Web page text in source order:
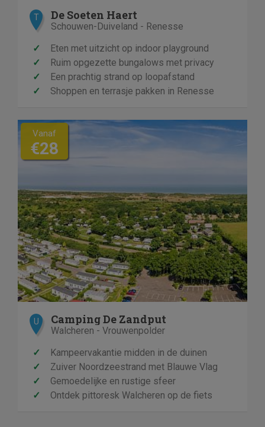
T De Soeten Haert
Schouwen-Duiveland - Renesse
✓
Eten met uitzicht op indoor playground
✓
Ruim opgezette bungalows met privacy
✓
Een prachtig strand op loopafstand
✓
Shoppen en terrasje pakken in Renesse
Vanaf
€28
U Camping De Zandput
Walcheren - Vrouwenpolder
✓
Kampeervakantie midden in de duinen
✓
Zuiver Noordzeestrand met Blauwe Vlag
✓
Gemoedelijke en rustige sfeer
✓
Ontdek pittoresk Walcheren op de fiets